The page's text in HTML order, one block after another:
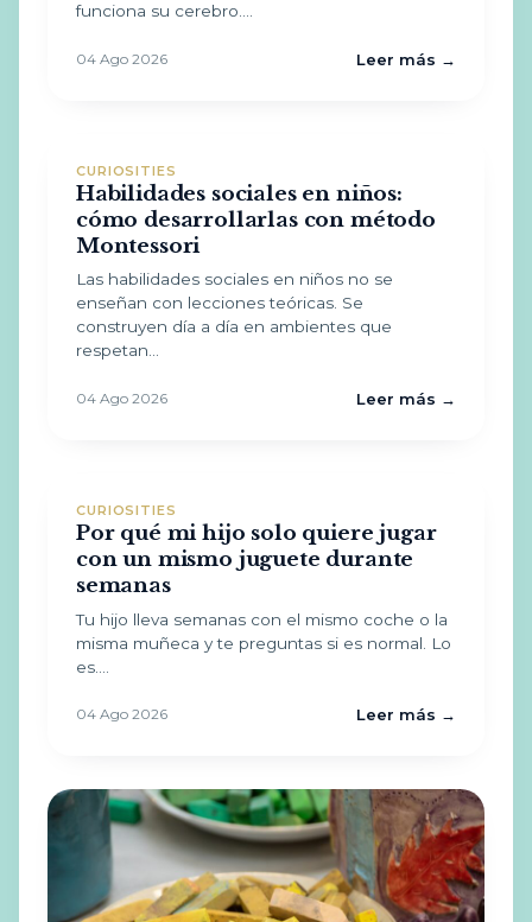
funciona su cerebro.…
04 Ago 2026 Leer más →
CURIOSITIES
Habilidades sociales en niños:
cómo desarrollarlas con método
Montessori
Las habilidades sociales en niños no se
enseñan con lecciones teóricas. Se
construyen día a día en ambientes que
respetan…
04 Ago 2026 Leer más →
CURIOSITIES
Por qué mi hijo solo quiere jugar
con un mismo juguete durante
semanas
Tu hijo lleva semanas con el mismo coche o la
misma muñeca y te preguntas si es normal. Lo
es.…
04 Ago 2026 Leer más →